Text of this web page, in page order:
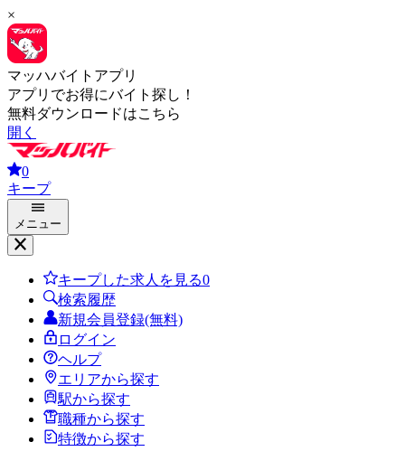
×
マッハバイトアプリ
アプリでお得にバイト探し！
無料ダウンロードはこちら
開く
0
キープ
メニュー
キープした求人を見る0
検索履歴
新規会員登録(無料)
ログイン
ヘルプ
エリアから探す
駅から探す
職種から探す
特徴から探す